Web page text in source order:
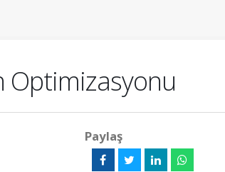
Optimizasyonu
Paylaş